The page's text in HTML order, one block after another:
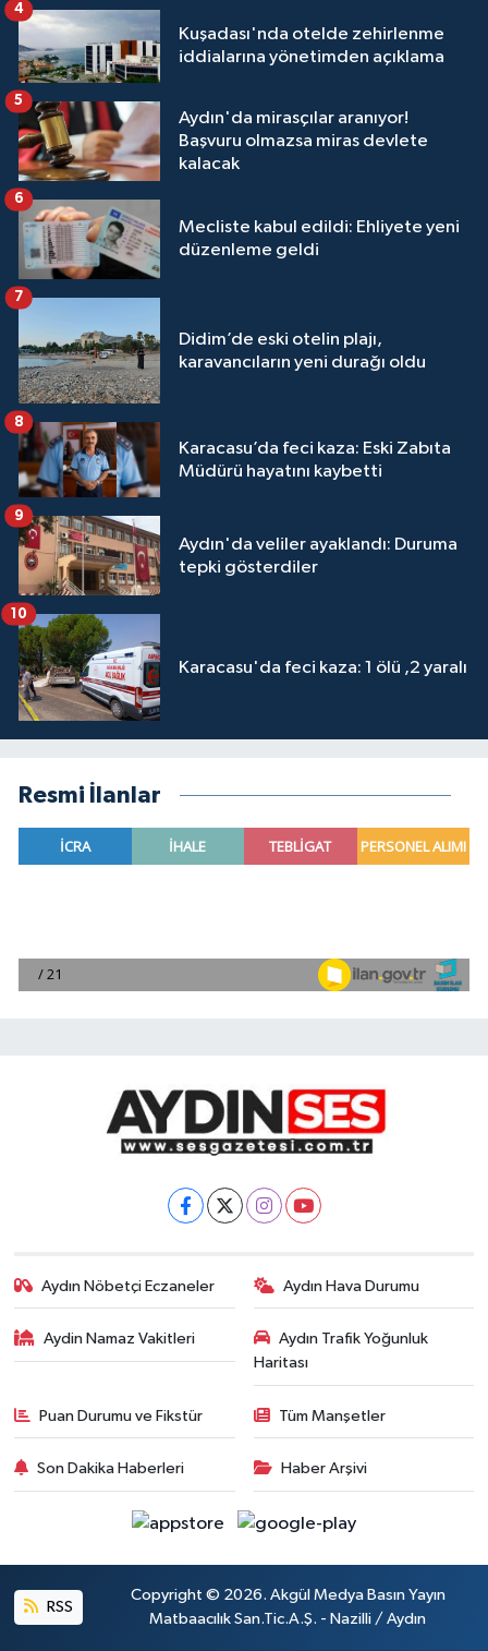
Kuşadası'nda otelde zehirlenme
iddialarına yönetimden açıklama
4
Aydın'da mirasçılar aranıyor!
Başvuru olmazsa miras devlete
kalacak
5
Mecliste kabul edildi: Ehliyete yeni
düzenleme geldi
6
Didim’de eski otelin plajı,
karavancıların yeni durağı oldu
7
Karacasu’da feci kaza: Eski Zabıta
Müdürü hayatını kaybetti
8
Aydın'da veliler ayaklandı: Duruma
tepki gösterdiler
9
Karacasu'da feci kaza: 1 ölü ,2 yaralı
10
Resmi İlanlar
Aydın Nöbetçi Eczaneler Aydın Hava Durumu
Aydin Namaz Vakitleri
Aydın Trafik Yoğunluk
Haritası
Puan Durumu ve Fikstür Tüm Manşetler
Son Dakika Haberleri Haber Arşivi
RSS
Copyright © 2026. Akgül Medya Basın Yayın
Matbaacılık San.Tic.A.Ş. - Nazilli / Aydın